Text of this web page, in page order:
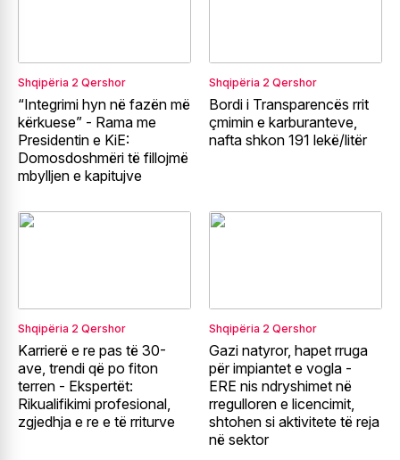
Shqipëria 2 Qershor
“Integrimi hyn në fazën më
kërkuese” - Rama me
Presidentin e KiE:
Domosdoshmëri të fillojmë
mbylljen e kapitujve
Shqipëria 2 Qershor
Bordi i Transparencës rrit
çmimin e karburanteve,
nafta shkon 191 lekë/litër
Shqipëria 2 Qershor
Karrierë e re pas të 30-
ave, trendi që po fiton
terren - Ekspertët:
Rikualifikimi profesional,
zgjedhja e re e të rriturve
Shqipëria 2 Qershor
Gazi natyror, hapet rruga
për impiantet e vogla -
ERE nis ndryshimet në
rregulloren e licencimit,
shtohen si aktivitete të reja
në sektor